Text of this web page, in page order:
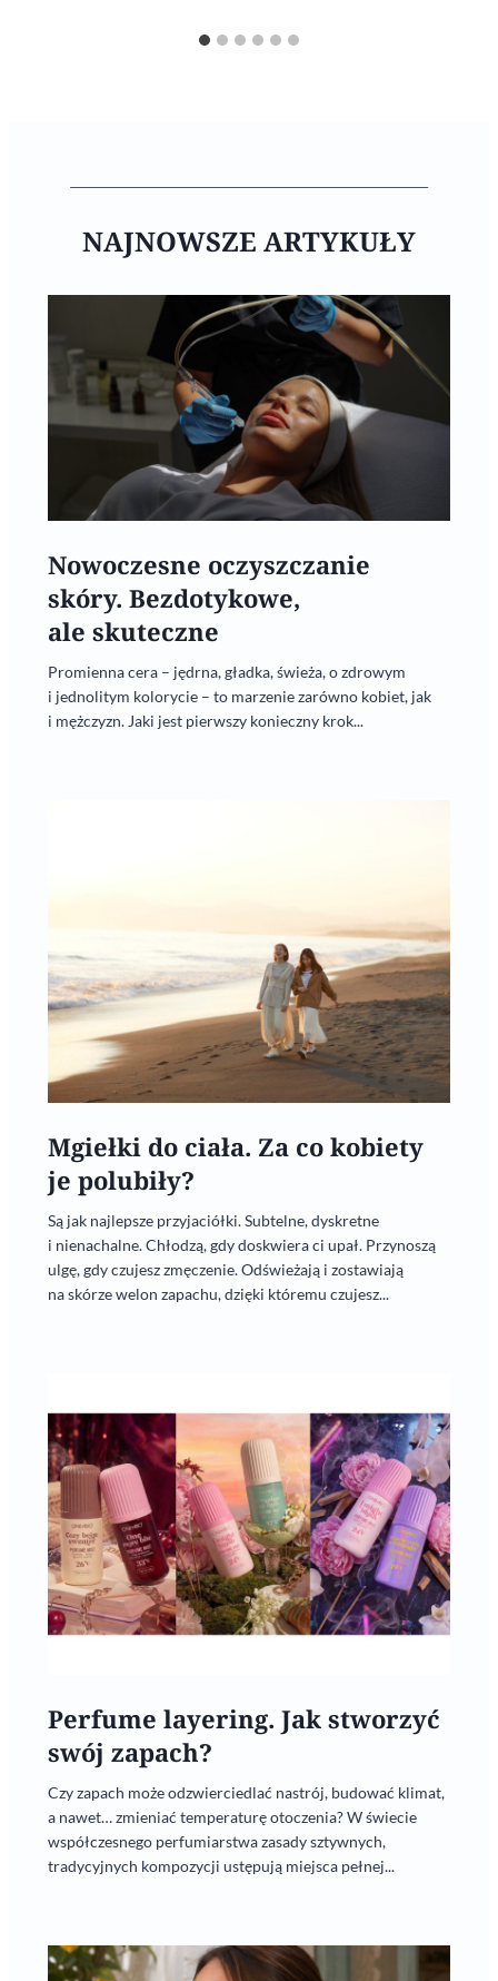
NAJNOWSZE ARTYKUŁY
Nowoczesne oczyszczanie
skóry. Bezdotykowe,
ale skuteczne
Promienna cera – jędrna, gładka, świeża, o zdrowym
i jednolitym kolorycie – to marzenie zarówno kobiet, jak
i mężczyzn. Jaki jest pierwszy konieczny krok...
Mgiełki do ciała. Za co kobiety
je polubiły?
Są jak najlepsze przyjaciółki. Subtelne, dyskretne
i nienachalne. Chłodzą, gdy doskwiera ci upał. Przynoszą
ulgę, gdy czujesz zmęczenie. Odświeżają i zostawiają
na skórze welon zapachu, dzięki któremu czujesz...
Perfume layering. Jak stworzyć
swój zapach?
Czy zapach może odzwierciedlać nastrój, budować klimat,
a nawet… zmieniać temperaturę otoczenia? W świecie
współczesnego perfumiarstwa zasady sztywnych,
tradycyjnych kompozycji ustępują miejsca pełnej...